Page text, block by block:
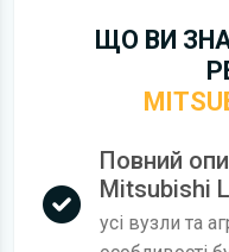
ЩО ВИ
Повний
Mitsubishi
усі вузли та